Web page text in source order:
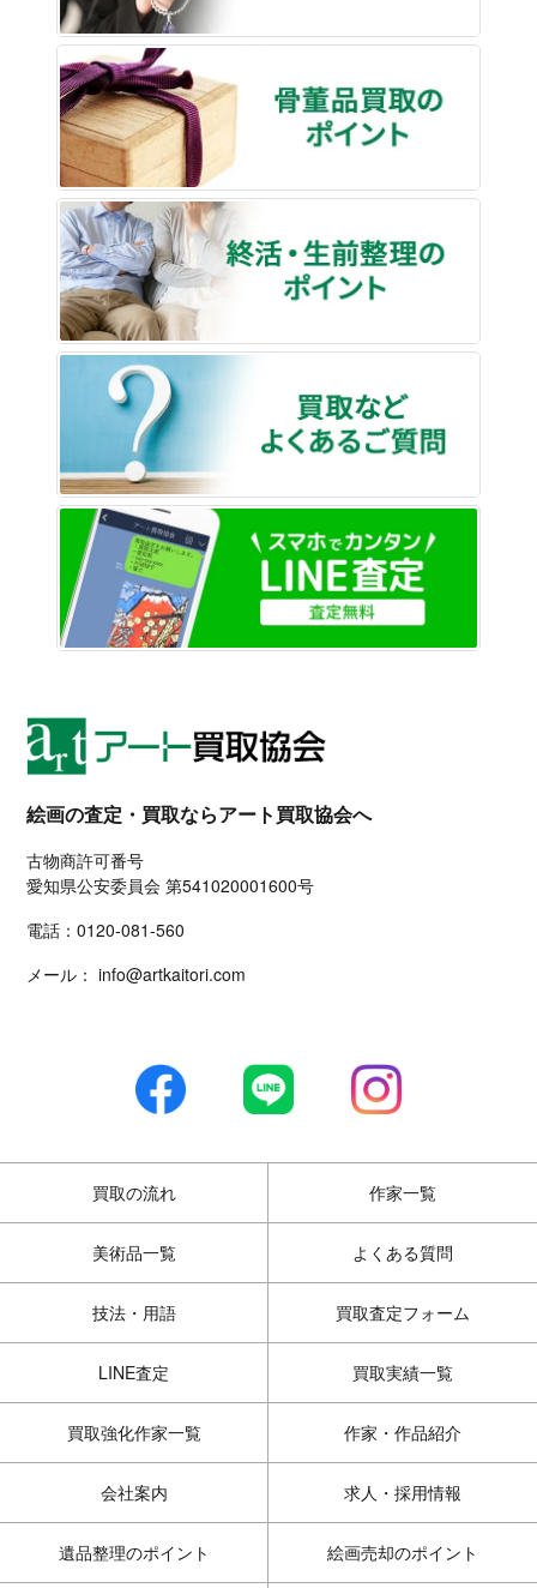
絵画の査定・買取ならアート買取協会へ
古物商許可番号
愛知県公安委員会 第541020001600号
電話：0120-081-560
メール： info@artkaitori.com
買取の流れ 作家一覧
美術品一覧 よくある質問
技法・用語 買取査定フォーム
LINE査定 買取実績一覧
買取強化作家一覧 作家・作品紹介
会社案内 求人・採用情報
遺品整理のポイント 絵画売却のポイント